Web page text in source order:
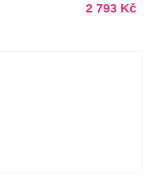
2 793 Kč